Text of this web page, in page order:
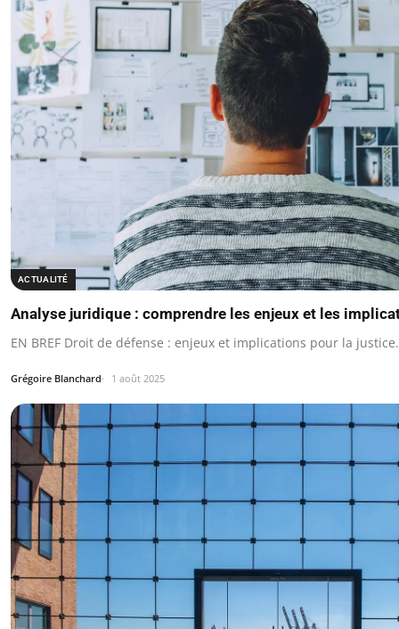
ACTUALITÉ
Analyse juridique : comprendre les enjeux et les
EN BREF Droit de défense : enjeux et implications pour la justice.
Grégoire Blanchard 1 août 2025